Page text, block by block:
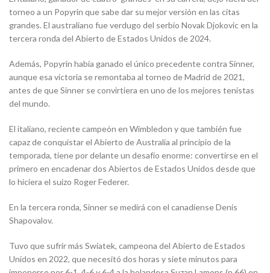
torneo a un Popyrin que sabe dar su mejor versión en las citas
grandes. El australiano fue verdugo del serbio Novak Djokovic en la
tercera ronda del Abierto de Estados Unidos de 2024.
Además, Popyrin había ganado el único precedente contra Sinner,
aunque esa victoria se remontaba al torneo de Madrid de 2021,
antes de que Sinner se convirtiera en uno de los mejores tenistas
del mundo.
El italiano, reciente campeón en Wimbledon y que también fue
capaz de conquistar el Abierto de Australia al principio de la
temporada, tiene por delante un desafío enorme: convertirse en el
primero en encadenar dos Abiertos de Estados Unidos desde que
lo hiciera el suizo Roger Federer.
En la tercera ronda, Sinner se medirá con el canadiense Denis
Shapovalov.
Tuvo que sufrir más Swiatek, campeona del Abierto de Estados
Unidos en 2022, que necesitó dos horas y siete minutos para